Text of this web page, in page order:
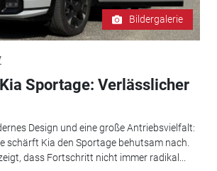
Bildergalerie
Sportage: Verlässlicher
Design und eine große Antriebsvielfalt:
schärft Kia den Sportage behutsam nach.
dass Fortschritt nicht immer radikal...